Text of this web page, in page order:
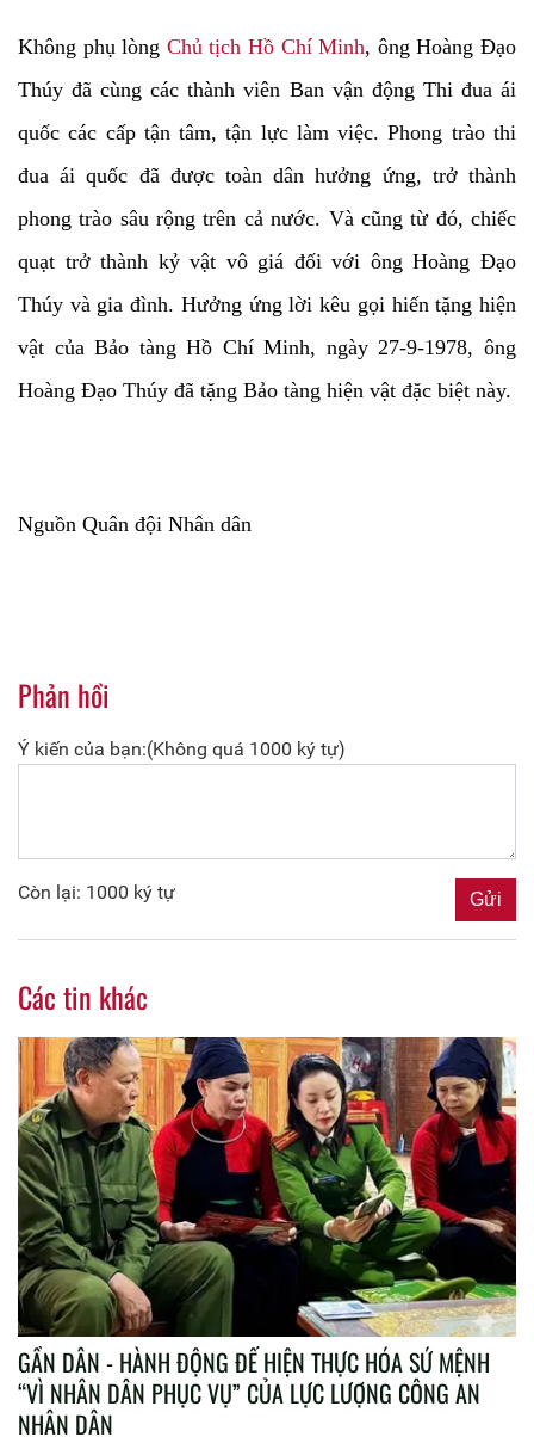
Không phụ lòng Chủ tịch Hồ Chí Minh, ông Hoàng Đạo
Thúy đã cùng các thành viên Ban vận động Thi đua ái
quốc các cấp tận tâm, tận lực làm việc. Phong trào thi
đua ái quốc đã được toàn dân hưởng ứng, trở thành
phong trào sâu rộng trên cả nước. Và cũng từ đó, chiếc
quạt trở thành kỷ vật vô giá đối với ông Hoàng Đạo
Thúy và gia đình. Hưởng ứng lời kêu gọi hiến tặng hiện
vật của Bảo tàng Hồ Chí Minh, ngày 27-9-1978, ông
Hoàng Đạo Thúy đã tặng Bảo tàng hiện vật đặc biệt này.
Nguồn Quân đội Nhân dân
Phản hồi
Ý kiến của bạn:(Không quá 1000 ký tự)
Còn lại: 1000 ký tự
Các tin khác
GẦN DÂN - HÀNH ĐỘNG ĐỂ HIỆN THỰC HÓA SỨ MỆNH
“VÌ NHÂN DÂN PHỤC VỤ” CỦA LỰC LƯỢNG CÔNG AN
NHÂN DÂN